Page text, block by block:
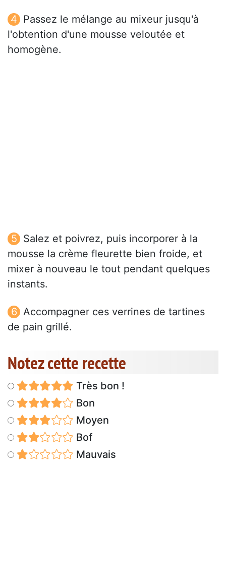
Passez le mélange au mixeur jusqu'à
l'obtention d'une mousse veloutée et
homogène.
Salez et poivrez, puis incorporer à la
mousse la crème fleurette bien froide, et
mixer à nouveau le tout pendant quelques
instants.
Accompagner ces verrines de tartines
de pain grillé.
Notez cette recette
Très bon !
Bon
Moyen
Bof
Mauvais